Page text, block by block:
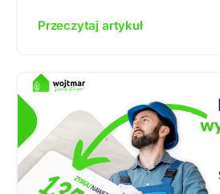
Przeczytaj artykuł